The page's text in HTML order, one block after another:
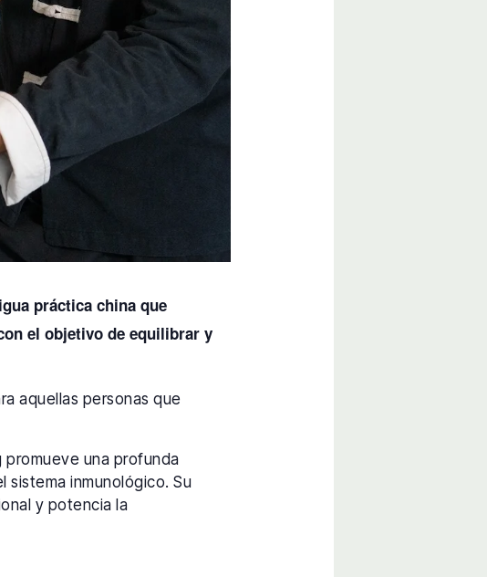
práctica china que
el objetivo de equilibrar y
aquellas personas que
promueve una profunda
sistema inmunológico. Su
y potencia la